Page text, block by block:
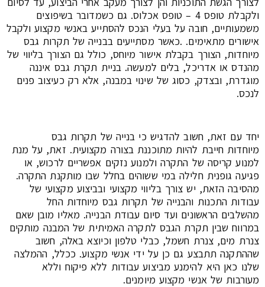
ולקבלת טופס 4 – טופס אכלוס. גם כשמדובר בשיפוצים
משמעותיים, חובה על בעלי הנכס להסתייע באנשי מקצוע ולקבל
אישורים מתאימים. .כאשר מסתייעים בבנייה של תקרות גבס
מיוחדות, הצורך בקבלת אישור מיוחס, כולל גם הצורך בליווי של
מהנדס או אדריכל, בלים למעשה. בניית תקרת גבס איננה
מוגדרת, ובצדק, כסוג של שינוי במבנה, אלא רק כעיצוב פנים
לנכס.
יחד עם זאת, חשוב להדגיש כי בנייה של תקרות גבס
מיוחדות חייבת להיות מתוכננת בצורה מקצועית. זאת, על מנת
למנוע קריסה של התקרה ולמנוע נזקים אפשריים לרכוש, או
פגיעה גופנית חלילה במי ששוהים בחלל שבו מותקנת התקרה.
מהסיבה הזאת, יש צורך בליווי מקצועי ובביצוע מקצועי של
עבודות התכנות והבנייה של תקרות גבס מיוחדות החל
מהשלבים הראשונים ועד סיום עבודת הבנייה. מאליו מובן שאם
במרווח שבין תקרת הגבס לתקרה האמיתית של המבנה מותקים
צנרת מים, צנרת חשמל, כבלי טלפון וכיוצא באלה, חשוב
שההתקנה תתבצע גם כן על ידי אנשי מקצוע. ככלל, ההמלצה
שלנו כאן היא להימנע מביצוע עבודות ללא פיקוח וללא
מעורבות של אנשי מקצוע מיומנים.